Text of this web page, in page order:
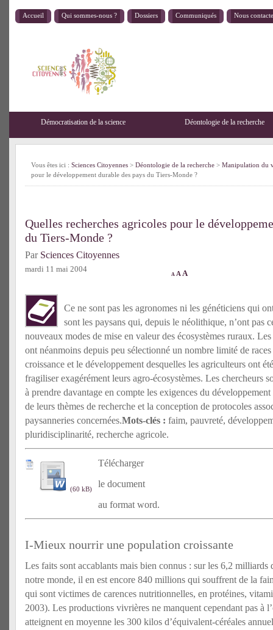
Accueil Qui sommes-nous ? Dossiers Communiqués Nous
Démocratisation de la science Déontologie de la recherche
Vous êtes ici : Sciences Citoyennes > Déontologie de la recherche > Manipulation du
pour le développement durable des pays du Tiers-Monde ?
Quelles recherches agricoles pour le
du Tiers-Monde ?
Par Sciences Citoyennes
mardi 11 mai 2004
A A A
Ce ne sont pas les agronomes ni les généticiens qui
sont les paysans qui, depuis le néolithique, n’ont pas
nouveaux modes de mise en valeur des écosystèmes ruraux.
ont néanmoins depuis peu sélectionné un nombre limité de
croissance et le développement desquelles les agriculteurs ont
fragiliser exagérément leurs agro-écosystèmes. Les chercheurs
à prendre davantage en compte les exigences du
de leurs thèmes de recherche et la conception de protocoles
paysanneries concernées.Mots-clés : faim, pauvreté,
pluridisciplinarité, recherche agricole.
Télécharger
le document
au format word.
I-Mieux nourrir une population croissante
Les faits sont accablants mais bien connus : sur les 6,2 milliards
notre monde, il en est encore 840 millions qui souffrent de la
qui sont victimes de carences nutritionnelles, en protéines,
2003). Les productions vivrières ne manquent cependant pas à
atteignent en moyenne les 300 kilos d’équivalent-céréales